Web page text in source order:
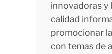
innovadoras y
calidad
promocionar
con temas de